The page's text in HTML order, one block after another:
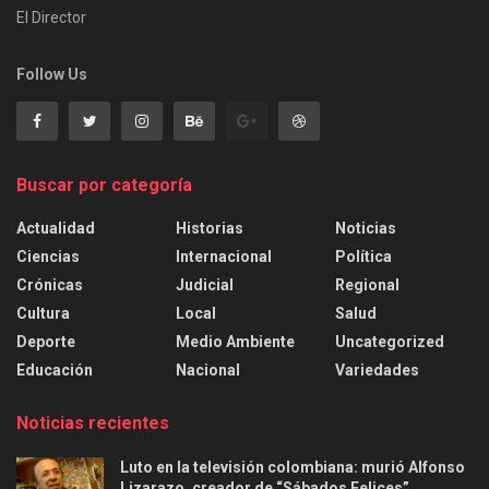
El Director
Follow Us
Buscar por categoría
Actualidad
Ciencias
Crónicas
Cultura
Deporte
Educación
Historias
Internacional
Judicial
Local
Medio Ambiente
Nacional
Noticias
Política
Regional
Salud
Uncategorized
Variedades
Noticias recientes
Luto en la televisión colombiana: murió Alfonso